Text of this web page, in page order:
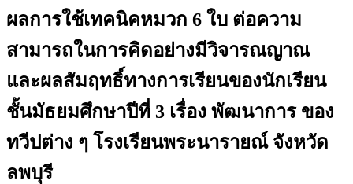
ผลการใช้เทคนิคหมวก 6 ใบ ต่อความ
สามารถในการคิดอย่างมีวิจารณญาณ
และผลสัมฤทธิ์ทางการเรียนของนักเรียน
ชั้นมัธยมศึกษาปีที่ 3 เรื่อง พัฒนาการ ของ
ทวีปต่าง ๆ โรงเรียนพระนารายณ์ จังหวัด
ลพบุรี